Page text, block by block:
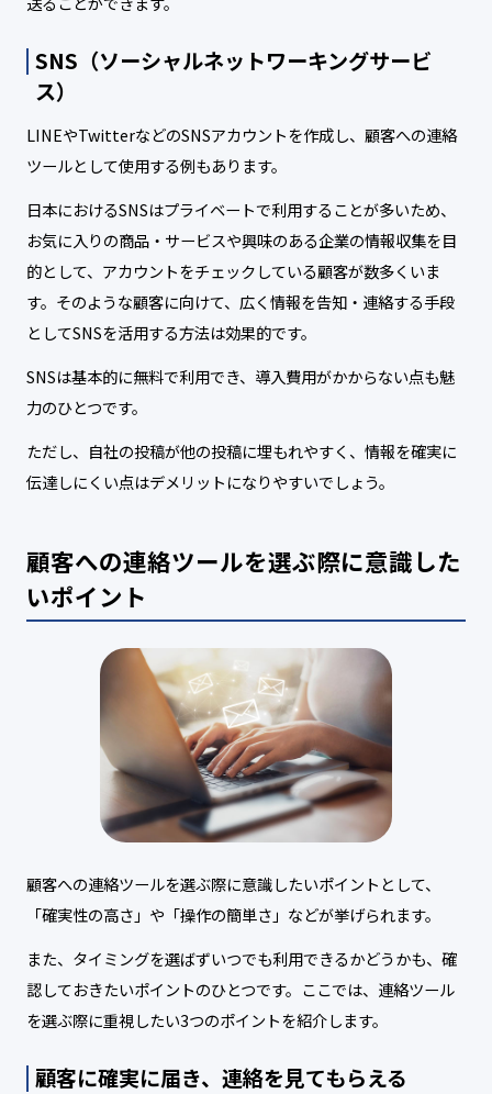
SNS（ソーシャルネットワーキングサービ
ス）
LINEやTwitterなどのSNSアカウントを作成し、顧客への連絡
ツールとして使用する例もあります。
日本におけるSNSはプライベートで利用することが多いため、
お気に入りの商品・サービスや興味のある企業の情報収集を目
的として、アカウントをチェックしている顧客が数多くいま
す。そのような顧客に向けて、広く情報を告知・連絡する手段
としてSNSを活用する方法は効果的です。
SNSは基本的に無料で利用でき、導入費用がかからない点も魅
力のひとつです。
ただし、自社の投稿が他の投稿に埋もれやすく、情報を確実に
伝達しにくい点はデメリットになりやすいでしょう。
顧客への連絡ツールを選ぶ際に意識した
いポイント
顧客への連絡ツールを選ぶ際に意識したいポイントとして、
「確実性の高さ」や「操作の簡単さ」などが挙げられます。
また、タイミングを選ばずいつでも利用できるかどうかも、確
認しておきたいポイントのひとつです。ここでは、連絡ツール
を選ぶ際に重視したい3つのポイントを紹介します。
顧客に確実に届き、連絡を見てもらえる